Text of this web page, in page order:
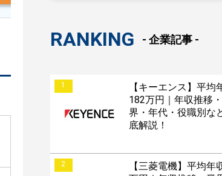
RANKING - 企業記事 -
1
【キーエンス】平均
182万円｜年収推移
界・年代・役職別な
底解説！
2
【三菱電機】平均年